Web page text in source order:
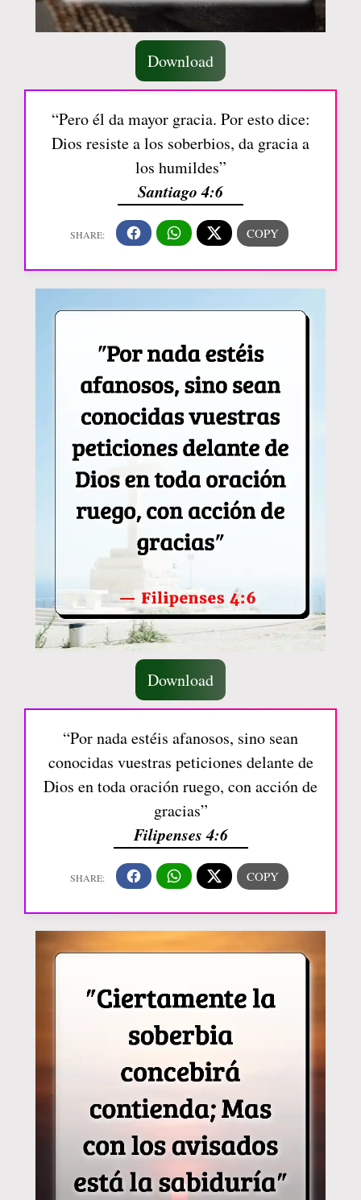
Download
“Pero él da mayor gracia. Por esto dice:
Dios resiste a los soberbios, da gracia a
los humildes”
Santiago 4:6
Download
“Por nada estéis afanosos, sino sean
conocidas vuestras peticiones delante de
Dios en toda oración ruego, con acción de
gracias”
Filipenses 4:6